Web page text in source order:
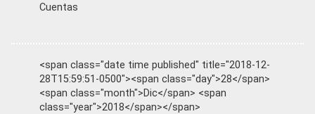
Cuentas
<span class="date time published" title="2018-12-
28T15:59:51-0500"><span class="day">28</span>
<span class="month">Dic</span> <span
class="year">2018</span></span>